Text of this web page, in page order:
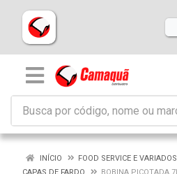
INÍCIO
FOOD SERVICE E VARIADOS